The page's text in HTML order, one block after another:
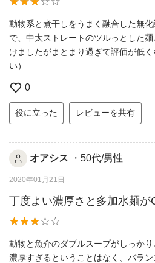
動物系と煮干しをうまく融合した無
で、中太ストレートのツルっとした
けましたがまとまり過ぎて評価が低
い）
0
役に立った レビューを共有
オアシス ・50代/男性
2020年01月21日
丁度よい濃厚さと多加水麺が
動物と魚介のダブルスープがしっかり
濃厚すぎるということはなく、バラン